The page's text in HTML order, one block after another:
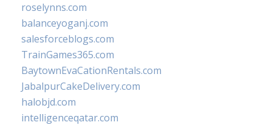
roselynns.com
balanceyoganj.com
salesforceblogs.com
TrainGames365.com
BaytownEvaCationRentals.com
JabalpurCakeDelivery.com
halobjd.com
intelligenceqatar.com